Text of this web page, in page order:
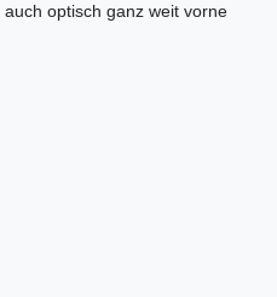
optisch ganz weit vorne